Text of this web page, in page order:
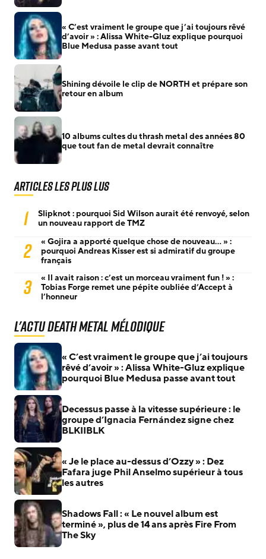
« C’est vraiment le groupe que j’ai toujours rêvé
d’avoir » : Alissa White-Gluz explique pourquoi
Blue Medusa passe avant tout
Shining dévoile le clip de NORTH et prépare son
retour en album
10 albums cultes du thrash metal des années 80
que tout fan de metal devrait connaître
Articles les plus lus
1
Slipknot : pourquoi Sid Wilson aurait été renvoyé, selon
un nouveau rapport de TMZ
2
« Gojira a apporté quelque chose de nouveau… » :
pourquoi Andreas Kisser est si admiratif du groupe
français
3
« Il avait raison : c’est un morceau vraiment fun ! » :
Tobias Forge remet une pépite oubliée d’Accept à
l’honneur
L'actu Death Metal Mélodique
« C’est vraiment le groupe que j’ai toujours
rêvé d’avoir » : Alissa White-Gluz explique
pourquoi Blue Medusa passe avant tout
Decessus passe à la vitesse supérieure : le
groupe d’Ignacia Fernández signe chez
BLKIIBLK
« Je le place au-dessus d’Ozzy » : Dez
Fafara juge Phil Anselmo supérieur à tous
les autres
Shadows Fall : « Le nouvel album est
terminé », plus de 14 ans après Fire From
The Sky